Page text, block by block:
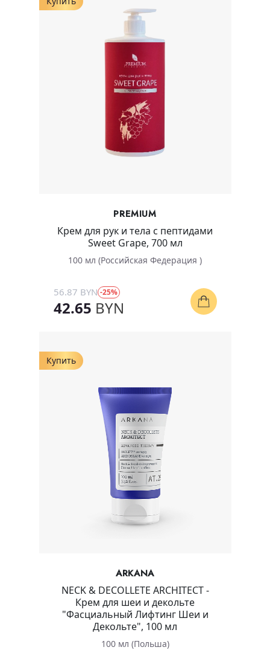
PREMIUM
Крем для рук и тела с пептидами
Sweet Grape, 700 мл
100 мл (Российская Федерация )
56.87 BYN -25%
42.65 BYN
Купить
ARKANA
NECK & DECOLLETE ARCHITECT -
Крем для шеи и декольте
"Фасциальный Лифтинг Шеи и
Декольте", 100 мл
100 мл (Польша)